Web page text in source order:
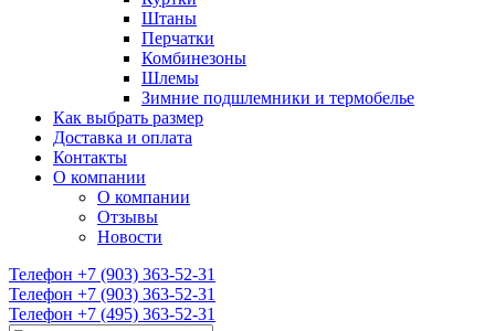
Штаны
Перчатки
Комбинезоны
Шлемы
Зимние подшлемники и термобелье
Как выбрать размер
Доставка и оплата
Контакты
О компании
О компании
Отзывы
Новости
Телефон +7 (903) 363-52-31
Телефон +7 (903) 363-52-31
Телефон +7 (495) 363-52-31